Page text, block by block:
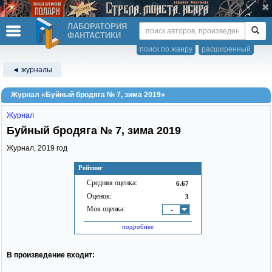
ЛАБОРАТОРИЯ
ФАНТАСТИКИ
расширенный
поиск по жанру
◄ журналы
Журнал «Буйный бродяга № 7, зима 2019»
Рейтинг
Средняя оценка: 6.67
Оценок: 3
Моя оценка: -
подробнее
Журнал
Буйный бродяга № 7, зима 2019
Журнал, 2019 год
В произведение входит: